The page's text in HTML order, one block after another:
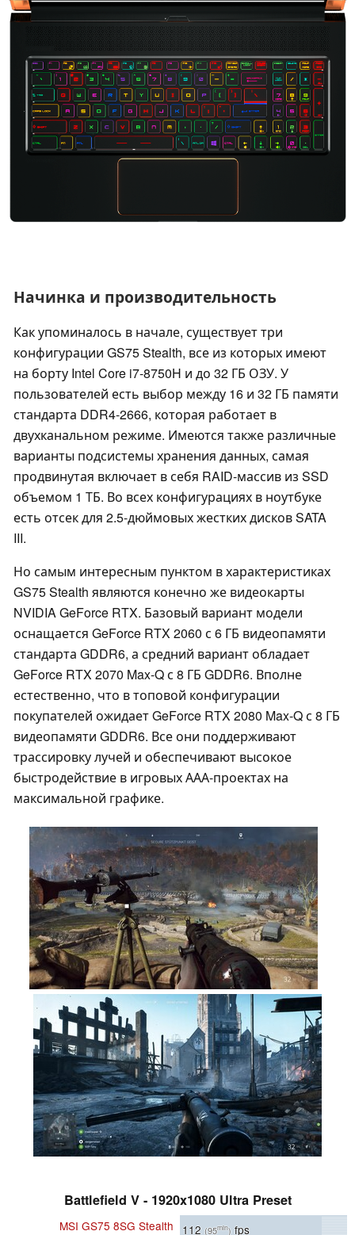
Начинка и производительность
Как упоминалось в начале, существует три
конфигурации GS75 Stealth, все из которых имеют
на борту Intel Core i7-8750H и до 32 ГБ ОЗУ. У
пользователей есть выбор между 16 и 32 ГБ памяти
стандарта DDR4-2666, которая работает в
двухканальном режиме. Имеются также различные
варианты подсистемы хранения данных, самая
продвинутая включает в себя RAID-массив из SSD
объемом 1 ТБ. Во всех конфигурациях в ноутбуке
есть отсек для 2.5-дюймовых жестких дисков SATA
III.
Но самым интересным пунктом в характеристиках
GS75 Stealth являются конечно же видеокарты
NVIDIA GeForce RTX. Базовый вариант модели
оснащается GeForce RTX 2060 с 6 ГБ видеопамяти
стандарта GDDR6, а средний вариант обладает
GeForce RTX 2070 Max-Q с 8 ГБ GDDR6. Вполне
естественно, что в топовой конфигурации
покупателей ожидает GeForce RTX 2080 Max-Q с 8 ГБ
видеопамяти GDDR6. Все они поддерживают
трассировку лучей и обеспечивают высокое
быстродействие в игровых ААА-проектах на
максимальной графике.
Battlefield V - 1920x1080 Ultra Preset
MSI GS75 8SG Stealth 112 (95min) fps